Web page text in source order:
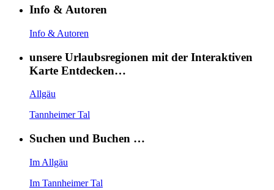
Info & Autoren
Info & Autoren
unsere Urlaubsregionen mit der Interaktiven
Karte Entdecken…
Allgäu
Tannheimer Tal
Suchen und Buchen …
Im Allgäu
Im Tannheimer Tal